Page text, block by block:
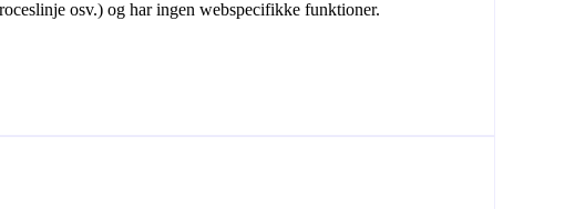
osv.) og har ingen webspecifikke funktioner.